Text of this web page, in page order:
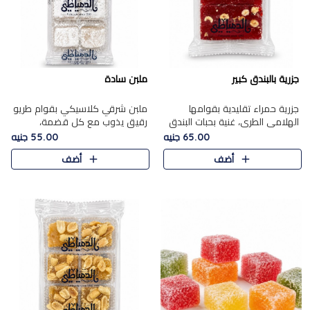
جزرية بالبندق كبير
جزرية حمراء تقليدية بقوامها
الهلامي الطري، غنية بحبات البندق
الفاخرة التي تضيف قرمشة راقية
إلى قوامها الناعم، لتقدم مزيجًا
متوازنًا من النكه..
65.00 جنيه
أضف
ملبن سادة
ملبن شرقي كلاسيكي بقوام طريو
رقيق يذوب مع كل قضمة،
مغطى بطبقة ناعمة من السكر
البودرة ليقدم المذاق الأصيل الذي
ارتبط بحلويات المولد التقليدي..
55.00 جنيه
أضف